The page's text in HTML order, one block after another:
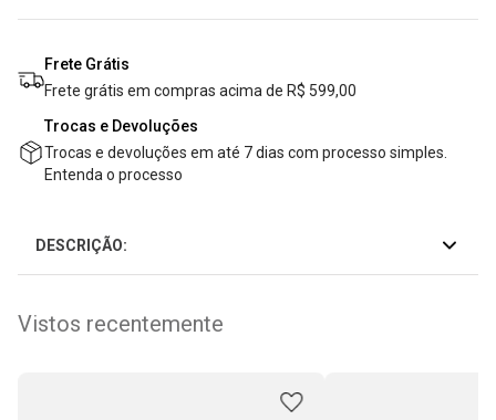
Frete Grátis
Frete grátis em compras acima de R$ 599,00
Trocas e Devoluções
Trocas e devoluções em até 7 dias com processo simples.
Entenda o processo
DESCRIÇÃO:
Vistos recentemente